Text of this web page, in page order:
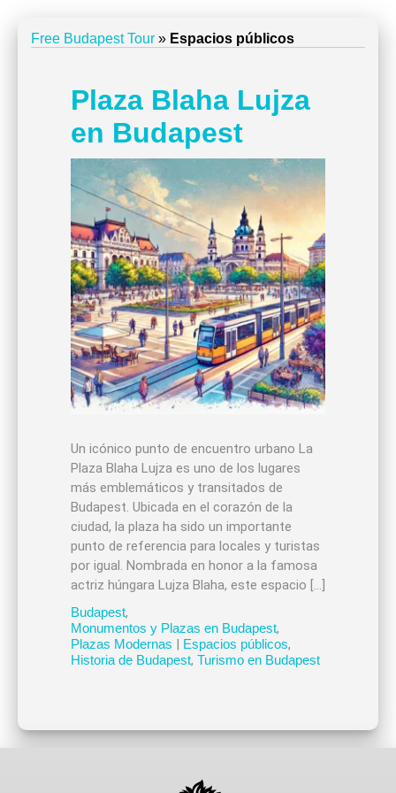
Free Budapest Tour » Espacios públicos
Plaza Blaha Lujza
en Budapest
Un icónico punto de encuentro urbano La
Plaza Blaha Lujza es uno de los lugares
más emblemáticos y transitados de
Budapest. Ubicada en el corazón de la
ciudad, la plaza ha sido un importante
punto de referencia para locales y turistas
por igual. Nombrada en honor a la famosa
actriz húngara Lujza Blaha, este espacio […]
Budapest,
Monumentos y Plazas en Budapest,
Plazas Modernas | Espacios públicos,
Historia de Budapest, Turismo en Budapest